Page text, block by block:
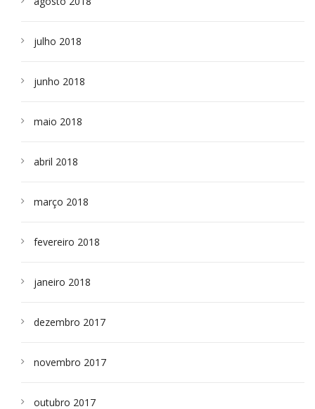
julho 2018
junho 2018
maio 2018
abril 2018
março 2018
fevereiro 2018
janeiro 2018
dezembro 2017
novembro 2017
outubro 2017